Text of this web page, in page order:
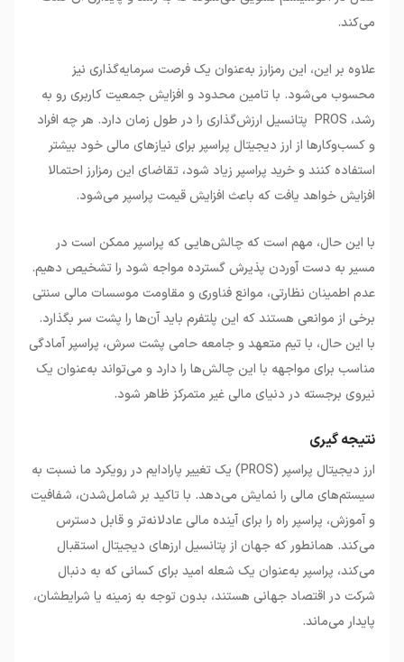
می‌کند.
علاوه بر این، این رمزارز به‌عنوان یک فرصت سرمایه‌گذاری نیز
محسوب می‌شود. با تامین محدود و افزایش جمعیت کاربری رو به
رشد، PROS پتانسیل ارزش‌گذاری را در طول زمان دارد. هر چه افراد
و کسب‌وکارها از ارز دیجیتال پراسپر برای نیازهای مالی خود بیشتر
استفاده کنند و خرید پراسپر زیاد شود، تقاضای این رمزارز احتمالا
افزایش خواهد یافت که باعث افزایش قیمت پراسپر می‌شود.
با این حال، مهم است که چالش‌هایی که پراسپر ممکن است در
مسیر به دست آوردن پذیرش گسترده مواجه شود را تشخیص دهیم.
عدم اطمینان نظارتی، موانع فناوری و مقاومت موسسات مالی سنتی
برخی از موانعی هستند که این پلتفرم باید آن‌ها را پشت سر بگذارد.
با این حال، با تیم متعهد و جامعه حامی پشت سرش، پراسپر آمادگی
مناسب برای مواجهه با این چالش‌ها را دارد و می‌تواند به‌عنوان یک
نیروی برجسته در دنیای مالی غیر متمرکز ظاهر شود.
نتیجه گیری
ارز دیجیتال پراسپر (PROS) یک تغییر پارادایم در رویکرد ما نسبت به
سیستم‌های مالی را نمایش می‌دهد. با تاکید بر شامل‌شدن، شفافیت
و آموزش، پراسپر راه را برای آینده مالی عادلانه‌تر و قابل دسترس
می‌کند. همانطور که جهان از پتانسیل ارزهای دیجیتال استقبال
می‌کند، پراسپر به‌عنوان یک شعله امید برای کسانی که به دنبال
شرکت در اقتصاد جهانی هستند، بدون توجه به زمینه یا شرایطشان،
پایدار می‌ماند.